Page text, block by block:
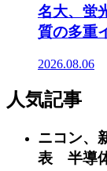
名大、蛍
質の多重
2026.08.06
人気記事
ニコン、
表 半導